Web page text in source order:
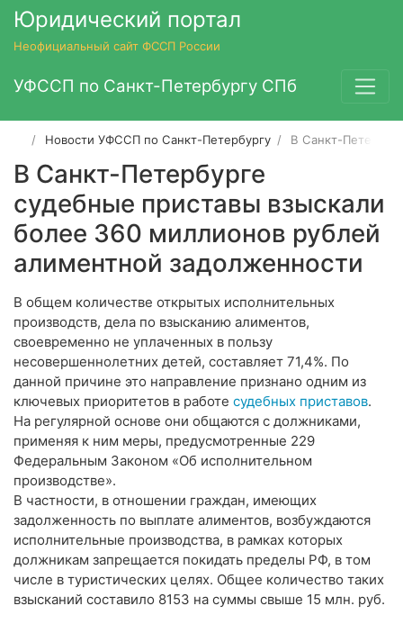
Юридический портал
Неофициальный сайт ФССП России
УФССП по Санкт-Петербургу СПб
Новости УФССП по Санкт-Петербургу В Санкт-
В Санкт-Петербурге
судебные приставы взыскали
более 360 миллионов рублей
алиментной задолженности
В общем количестве открытых исполнительных
производств, дела по взысканию алиментов,
своевременно не уплаченных в пользу
несовершеннолетних детей, составляет 71,4%. По
данной причине это направление признано одним из
ключевых приоритетов в работе судебных приставов.
На регулярной основе они общаются с должниками,
применяя к ним меры, предусмотренные 229
Федеральным Законом «Об исполнительном
производстве».
В частности, в отношении граждан, имеющих
задолженность по выплате алиментов, возбуждаются
исполнительные производства, в рамках которых
должникам запрещается покидать пределы РФ, в том
числе в туристических целях. Общее количество таких
взысканий составило 8153 на суммы свыше 15 млн. руб.